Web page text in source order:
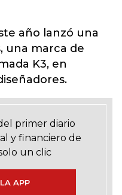
año lanzó una
una marca de
K3, en
primer diario
y financiero de
un clic
APP